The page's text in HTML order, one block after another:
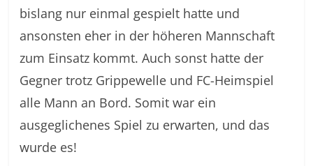
bislang nur einmal gespielt hatte und
ansonsten eher in der höheren Mannschaft
zum Einsatz kommt. Auch sonst hatte der
Gegner trotz Grippewelle und FC-Heimspiel
alle Mann an Bord. Somit war ein
ausgeglichenes Spiel zu erwarten, und das
wurde es!